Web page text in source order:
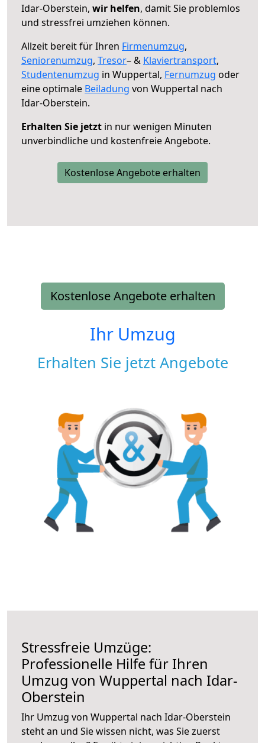
Idar-Oberstein, wir helfen, damit Sie problemlos
und stressfrei umziehen können.
Allzeit bereit für Ihren Firmenumzug,
Seniorenumzug, Tresor– & Klaviertransport,
Studentenumzug in Wuppertal, Fernumzug oder
eine optimale Beiladung von Wuppertal nach
Idar-Oberstein.
Erhalten Sie jetzt in nur wenigen Minuten
unverbindliche und kostenfreie Angebote.
Kostenlose Angebote erhalten
Kostenlose Angebote erhalten
Ihr Umzug
Erhalten Sie jetzt Angebote
Stressfreie Umzüge:
Professionelle Hilfe für Ihren
Umzug von Wuppertal nach Idar-
Oberstein
Ihr Umzug von Wuppertal nach Idar-Oberstein
steht an und Sie wissen nicht, was Sie zuerst